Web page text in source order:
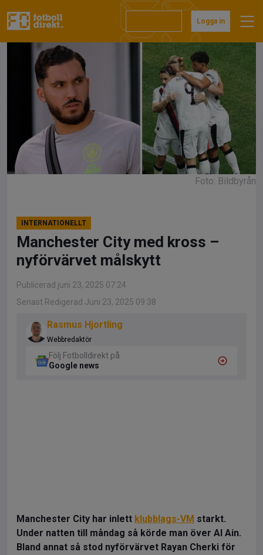
till
Logga in
Foto: Bildbyrån
INTERNATIONELLT
Manchester City med kross –
nyförvärvet målskytt
Publicerad juni 23, 2025 07:24
Senast Redigerad Juni 23, 2025 09:38
Rasmus Hjortling
Webbredaktör
Följ Fotbolldirekt på
Google news
Manchester City har inlett klubblags-VM starkt.
Under natten till måndag så körde man över Al Ain.
Bland annat så stod nyförvärvet Rayan Cherki för